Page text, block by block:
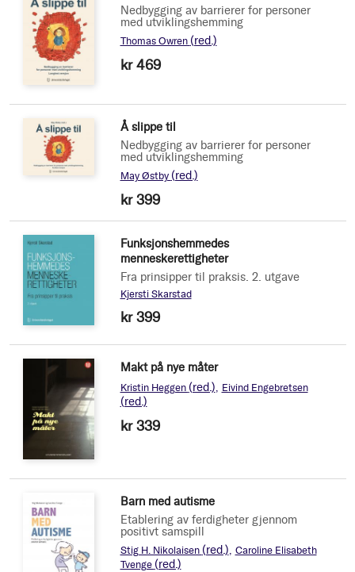
Nedbygging av barrierer for personer
med utviklingshemming
Thomas Owren (red.)
kr 469
Å slippe til
Nedbygging av barrierer for personer
med utviklingshemming
May Østby (red.)
kr 399
Funksjonshemmedes
menneskerettigheter
Fra prinsipper til praksis. 2. utgave
Kjersti Skarstad
kr 399
Makt på nye måter
Kristin Heggen (red.) Eivind Engebretsen
(red.)
kr 339
Barn med autisme
Etablering av ferdigheter gjennom
positivt samspill
Stig H. Nikolaisen (red.) Caroline Elisabeth
Tvenge (red.)